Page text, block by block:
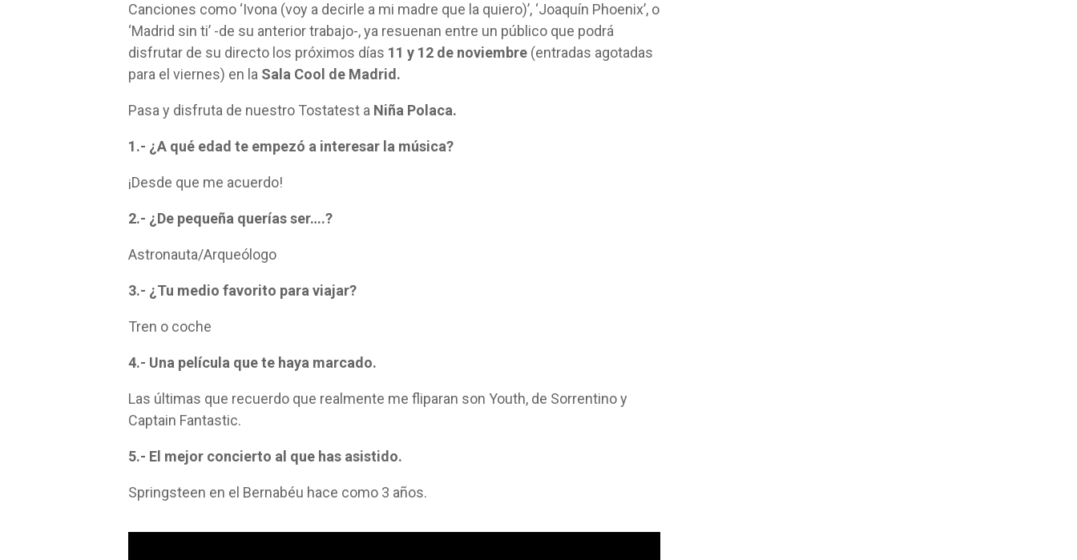
Canciones como ‘Ivona (voy a decirle a mi madre que la quiero)’, ‘Joaquín Phoenix’, o
‘Madrid sin ti’ -de su anterior trabajo-, ya resuenan entre un público que podrá
disfrutar de su directo los próximos días 11 y 12 de noviembre (entradas agotadas
para el viernes) en la Sala Cool de Madrid.
Pasa y disfruta de nuestro Tostatest a Niña Polaca.
1.- ¿A qué edad te empezó a interesar la música?
¡Desde que me acuerdo!
2.- ¿De pequeña querías ser….?
Astronauta/Arqueólogo
3.- ¿Tu medio favorito para viajar?
Tren o coche
4.- Una película que te haya marcado.
Las últimas que recuerdo que realmente me fliparan son Youth, de Sorrentino y
Captain Fantastic.
5.- El mejor concierto al que has asistido.
Springsteen en el Bernabéu hace como 3 años.